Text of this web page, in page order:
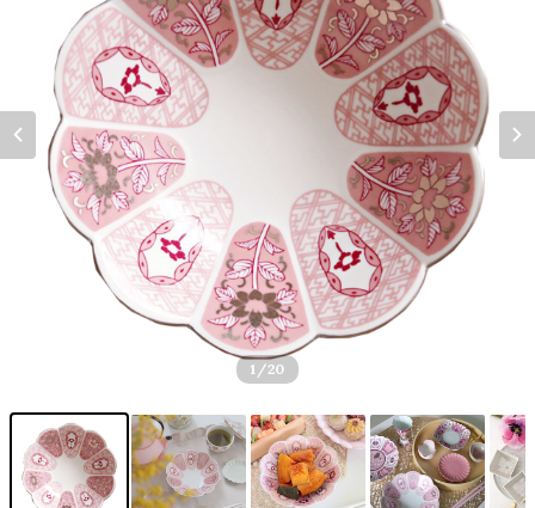
1 /20